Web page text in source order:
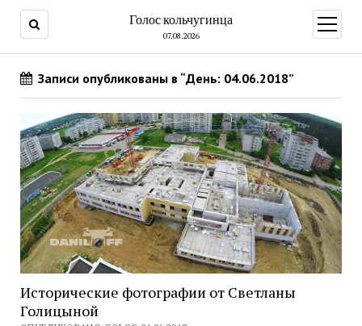
Голос кольчугинца
07.08.2026
меню
Записи опубликованы в “День: 04.06.2018”
Исторические фотографии от Светланы
Голицыной